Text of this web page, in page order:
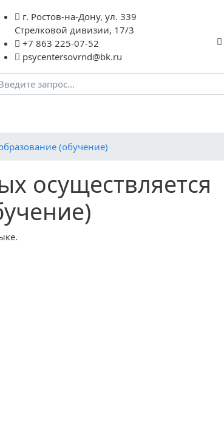
г. Ростов-на-Дону, ул. 339
Стрелковой дивизии, 17/3
+7 863 225-07-52
psycentersovrnd@bk.ru
(обучение)
осуществляется